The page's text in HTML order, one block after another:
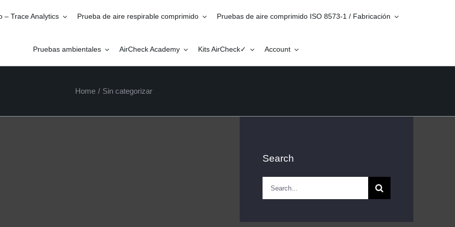
– Trace Analytics Prueba de aire respirable comprimido Pruebas de aire comprimido ISO 8573-1 / Fabricación
Pruebas ambientales AirCheck Academy Kits AirCheck✓ Account
Home / Sin categorizar
Search
Search
for: